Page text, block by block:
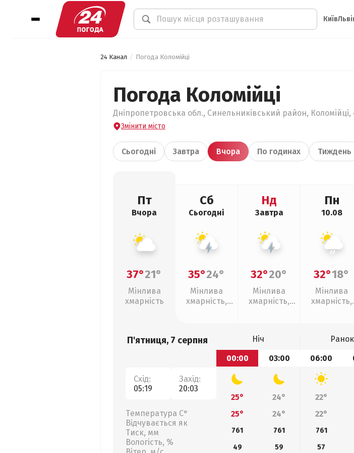
Київ
24 Канал Погода Коломійці
Погода Коломійці
Дніпропетровська обл., Синельниківський район, Коломійці,
Змінити місто
Сьогодні Завтра Вчора По годинах Тиждень
Пт
Вчора
37°21°
Мінлива
хмарність
Сб
Сьогодні
35°24°
Мінлива
хмарність,
Нд
Завтра
32°20°
Мінлива
хмарність,
Пн
10.08
32°18°
Мінлива
хмарність,
П'ятниця, 7 серпня
Схід:
05:19
Захід:
20:03
Температура С°
Відчувається як
Тиск, мм
Вологість, %
Ніч Ранок
00:00
03:00 06:00
25° 24° 22°
25°
24° 22°
761 761 761
49
59 57